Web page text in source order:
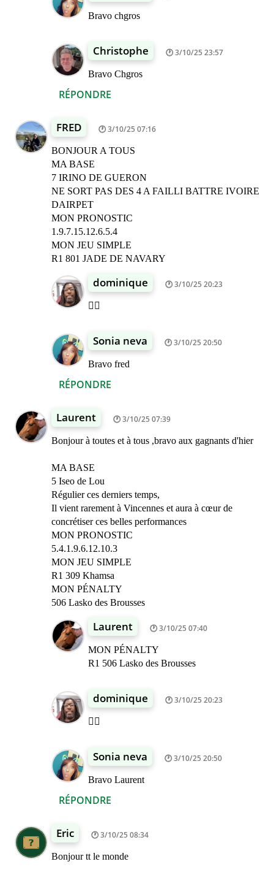
RÉPONDRE
Bravo chgros
Christophe 3/10/25 23:57
Bravo Chgros
FRED 3/10/25 07:16
BONJOUR A TOUS
MA BASE
7 IRINO DE GUERON
NE SORT PAS DES 4 A FAILLI BATTRE IVOIRE
DAIRPET
MON PRONOSTIC
1.9.7.15.12.6.5.4
MON JEU SIMPLE
R1 801 JADE DE NAVARY
RÉPONDRE
dominique 3/10/25 20:23
👍🏾
Sonia neva 3/10/25 20:50
Bravo fred
Laurent 3/10/25 07:39
Bonjour à toutes et à tous ,bravo aux gagnants d'hier
MA BASE
5 Iseo de Lou
Régulier ces derniers temps,
Il vient rarement à Vincennes et aura à cœur de
concrétiser ces belles performances
MON PRONOSTIC
5.4.1.9.6.12.10.3
MON JEU SIMPLE
R1 309 Khamsa
MON PÉNALTY
506 Lasko des Brousses
RÉPONDRE
Laurent 3/10/25 07:40
MON PÉNALTY
R1 506 Lasko des Brousses
dominique 3/10/25 20:23
👍🏾
Sonia neva 3/10/25 20:50
Bravo Laurent
Eric 3/10/25 08:34
Bonjour tt le monde